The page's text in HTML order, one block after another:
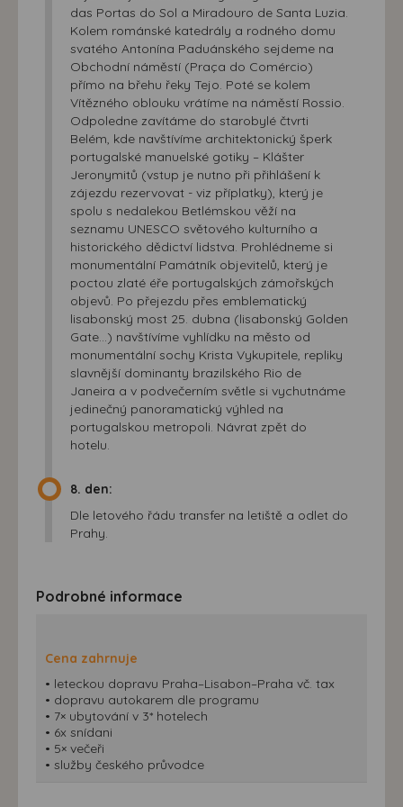
das Portas do Sol a Miradouro de Santa Luzia.
Kolem románské katedrály a rodného domu
svatého Antonína Paduánského sejdeme na
Obchodní náměstí (Praça do Comércio)
přímo na břehu řeky Tejo. Poté se kolem
Vítězného oblouku vrátíme na náměstí Rossio.
Odpoledne zavítáme do starobylé čtvrti
Belém, kde navštívíme architektonický šperk
portugalské manuelské gotiky – Klášter
Jeronymitů (vstup je nutno při přihlášení k
zájezdu rezervovat - viz příplatky), který je
spolu s nedalekou Betlémskou věží na
seznamu UNESCO světového kulturního a
historického dědictví lidstva. Prohlédneme si
monumentální Památník objevitelů, který je
poctou zlaté éře portugalských zámořských
objevů. Po přejezdu přes emblematický
lisabonský most 25. dubna (lisabonský Golden
Gate…) navštívíme vyhlídku na město od
monumentální sochy Krista Vykupitele, repliky
slavnější dominanty brazilského Rio de
Janeira a v podvečerním světle si vychutnáme
jedinečný panoramatický výhled na
portugalskou metropoli. Návrat zpět do
hotelu.
8. den:
Dle letového řádu transfer na letiště a odlet do
Prahy.
Podrobné informace
Cena zahrnuje
• leteckou dopravu Praha–Lisabon–Praha vč. tax
• dopravu autokarem dle programu
• 7× ubytování v 3* hotelech
• 6x snídani
• 5× večeři
• služby českého průvodce